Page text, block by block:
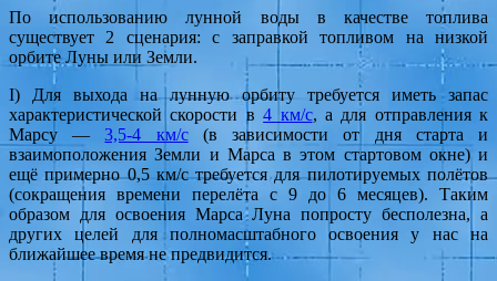
По использованию лунной воды в качестве топлива
существует 2 сценария: с заправкой топливом на низкой
орбите Луны или Земли.
I) Для выхода на лунную орбиту требуется иметь запас
характеристической скорости в4 км/с, а для отправления к
Марсу —3,5-4 км/с(в зависимости от дня старта и
взаимоположения Земли и Марса в этом стартовом окне) и
ещё примерно 0,5 км/с требуется для пилотируемых полётов
(сокращения времени перелёта с 9 до 6 месяцев). Таким
образом для освоения Марса Луна попросту бесполезна, а
других целей для полномасштабного освоения у нас на
ближайшее время не предвидится.